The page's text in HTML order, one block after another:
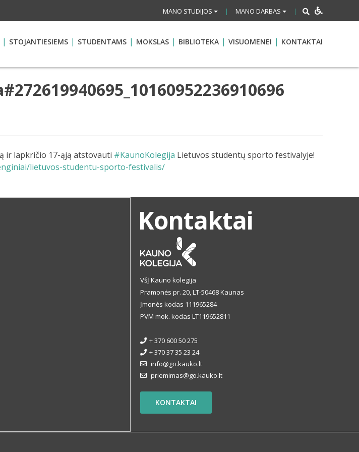
MANO STUDIJOS | MANO DARBAS |
STOJANTIESIEMS STUDENTAMS MOKSLAS BIBLIOTEKA VISUOMENEI KONTAKTAI
ir lapkričio 17-ąją atstovauti #KaunoKolegija Lietuvos studentų sporto festivalyje!
lietuvos-studentu-sporto-festivalis/
Kontaktai
VšĮ Kauno kolegija
Pramonės pr. 20, LT-50468 Kaunas
Įmonės kodas 111965284
PVM mok. kodas LT119652811
+ 370 600 50 275
+ 370 37 35 23 24
info@go.kauko.lt
priemimas@go.kauko.lt
KONTAKTAI